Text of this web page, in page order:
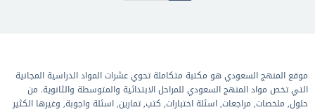
موقع المنهج السعودي هو مكتبة متكاملة تحوي عشرات المواد الدراسية المجانية
التي تخص مواد المنهج السعودي للمراحل الابتدائية والمتوسطة والثانوية. من
حلول, ملخصات, مراجعات, اسئلة اختبارات, كتب, تمارين, اسئلة واجوبة, وغيرها الكثير